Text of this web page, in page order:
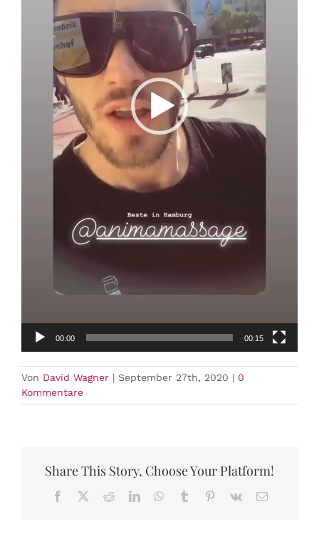
00:00 00:15
Von David Wagner | September 27th, 2020 | 0
Kommentare
Share This Story, Choose Your Platform!
Facebook RedditLinkedInWhatsApp
Tumblr Pinterest
Vk
E-